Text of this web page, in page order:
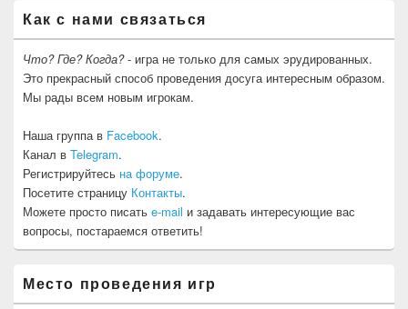
Как с нами связаться
Что? Где? Когда?- игра не только для самых эрудированных.
Это прекрасный способ проведения досуга интересным образом.
Мы рады всем новым игрокам.
Наша группа в Facebook.
Канал в Telegram.
Регистрируйтесь на форуме.
Посетите страницу Контакты.
Можете просто писать e-mail и задавать интересующие вас
вопросы, постараемся ответить!
Место проведения игр